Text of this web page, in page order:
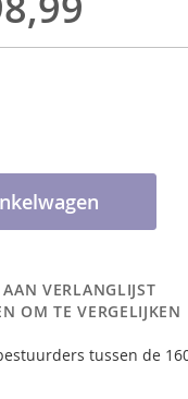
VERLANGLIJST
OM TE VERGELIJKEN
tussen de